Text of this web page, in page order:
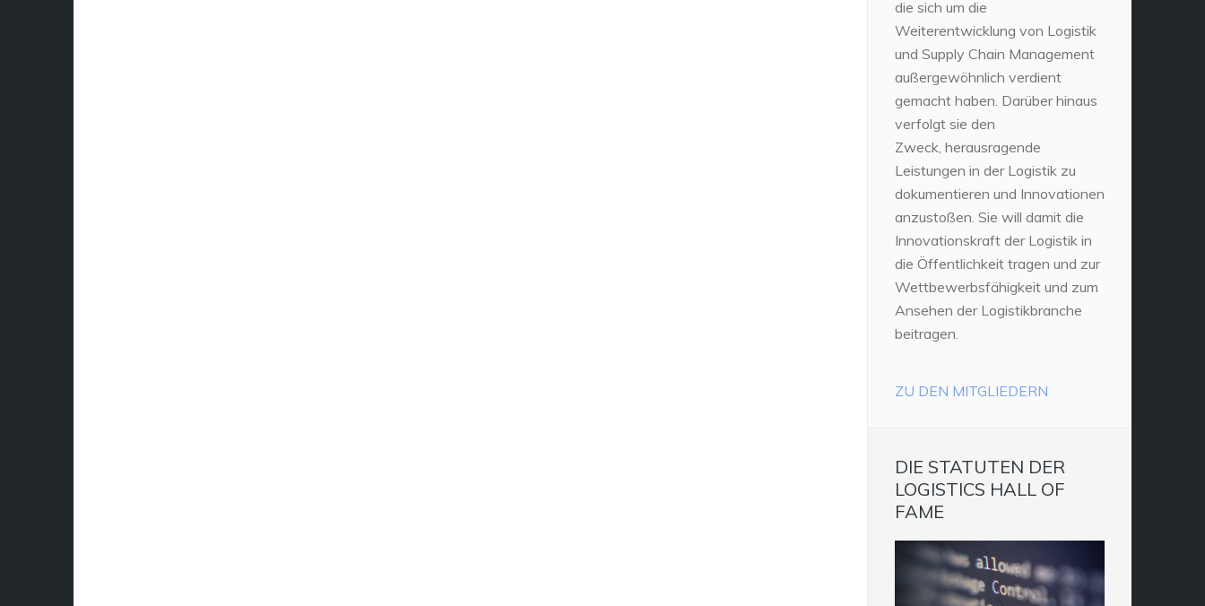
die sich um die
Weiterentwicklung von Logistik
und Supply Chain Management
außergewöhnlich verdient
gemacht haben. Darüber hinaus
verfolgt sie den
Zweck, herausragende
Leistungen in der Logistik zu
dokumentieren und Innovationen
anzustoßen. Sie will damit die
Innovationskraft der Logistik in
die Öffentlichkeit tragen und zur
Wettbewerbsfähigkeit und zum
Ansehen der Logistikbranche
beitragen.
ZU DEN MITGLIEDERN
DIE STATUTEN DER
LOGISTICS HALL OF
FAME